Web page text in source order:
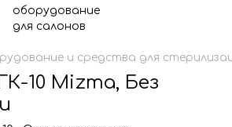
и средства для
10 Mizma, Без